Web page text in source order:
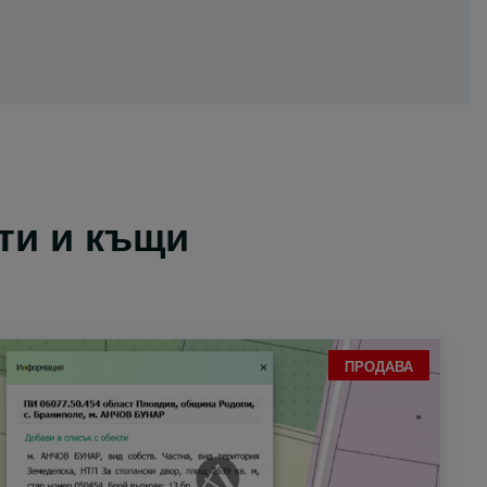
и къщи
ПРОДАВА